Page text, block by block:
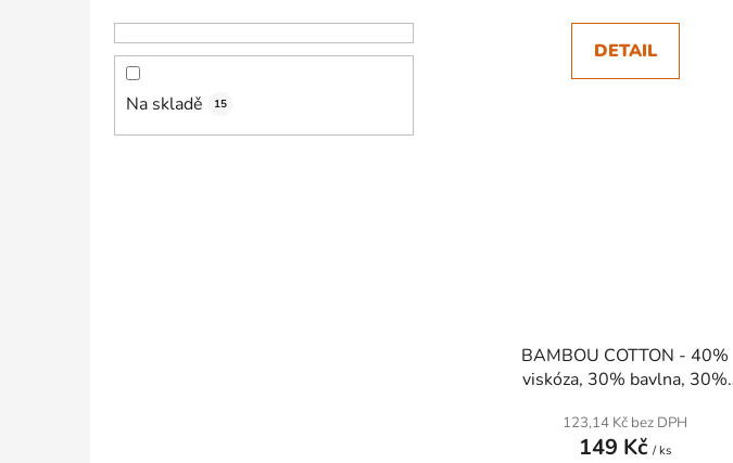
Na skladě 15
DETAIL
BAMBOU COTTON - 40%
viskóza, 30% bavlna, 30%
123,14 Kč bez DPH
149 Kč/ ks